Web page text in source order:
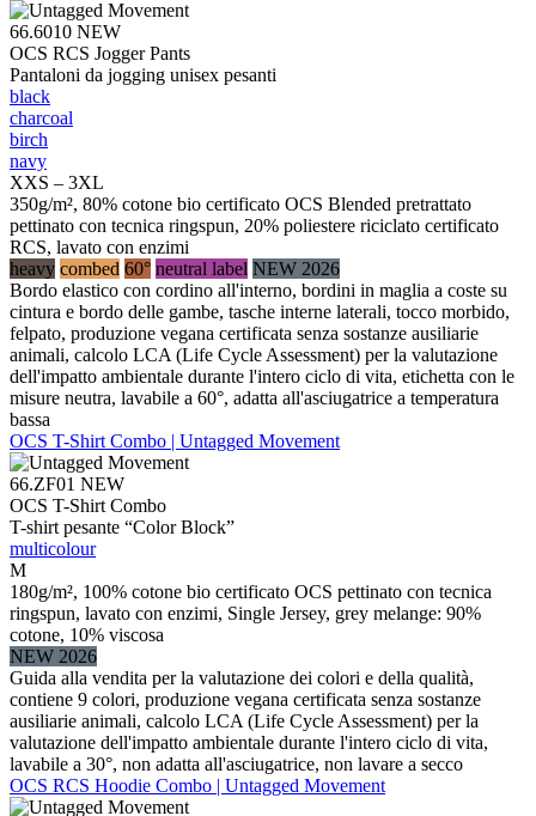
66.6010 NEW
OCS RCS Jogger Pants
Pantaloni da jogging unisex pesanti
black
charcoal
birch
navy
XXS – 3XL
350g/m², 80% cotone bio certificato OCS Blended pretrattato
pettinato con tecnica ringspun, 20% poliestere riciclato certificato
RCS, lavato con enzimi
heavy combed 60° neutral label NEW 2026
Bordo elastico con cordino all'interno, bordini in maglia a coste su
cintura e bordo delle gambe, tasche interne laterali, tocco morbido,
felpato, produzione vegana certificata senza sostanze ausiliarie
animali, calcolo LCA (Life Cycle Assessment) per la valutazione
dell'impatto ambientale durante l'intero ciclo di vita, etichetta con le
misure neutra, lavabile a 60°, adatta all'asciugatrice a temperatura
bassa
OCS T-Shirt Combo | Untagged Movement
66.ZF01 NEW
OCS T-Shirt Combo
T-shirt pesante “Color Block”
multicolour
M
180g/m², 100% cotone bio certificato OCS pettinato con tecnica
ringspun, lavato con enzimi, Single Jersey, grey melange: 90%
cotone, 10% viscosa
NEW 2026
Guida alla vendita per la valutazione dei colori e della qualità,
contiene 9 colori, produzione vegana certificata senza sostanze
ausiliarie animali, calcolo LCA (Life Cycle Assessment) per la
valutazione dell'impatto ambientale durante l'intero ciclo di vita,
lavabile a 30°, non adatta all'asciugatrice, non lavare a secco
OCS RCS Hoodie Combo | Untagged Movement